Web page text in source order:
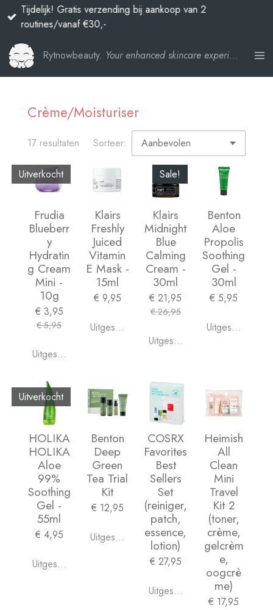
Ga
direct
naar
de
hoofdinhoud
Rytnowbeauty. Your enhanced skincare experience
Tijdelijk! Gratis verzending bij aankoop van 2
routines/vanaf €30,-
Crème/Moisturiser
17 resultaten Sorteer:
Uitverkocht
Frudia
Blueberr
y
Hydratin
g Cream
Mini -
10g
€ 3,95
€ 5,95
Uitgeschakeld
Klairs
Freshly
Juiced
Vitamin
E Mask -
15ml
€ 9,95
Uitgeschakeld
Sale!
Klairs
Midnight
Blue
Calming
Cream -
30ml
€ 21,95
€ 26,95
Uitgeschakeld
Benton
Aloe
Propolis
Soothing
Gel -
30ml
€ 5,95
Uitgeschakeld
Uitverkocht
HOLIKA
HOLIKA
Aloe
99%
Soothing
Gel -
55ml
€ 4,95
Uitgeschakeld
Benton
Deep
Green
Tea Trial
Kit
€ 12,95
Uitgeschakeld
COSRX
Favorites
Best
Sellers
Set
(reiniger,
patch,
essence,
lotion)
€ 27,95
Uitgeschakeld
Heimish
All
Clean
Mini
Travel
Kit 2
(toner,
crème,
gelcrèm
e,
oogcrè
me)
€ 17,95